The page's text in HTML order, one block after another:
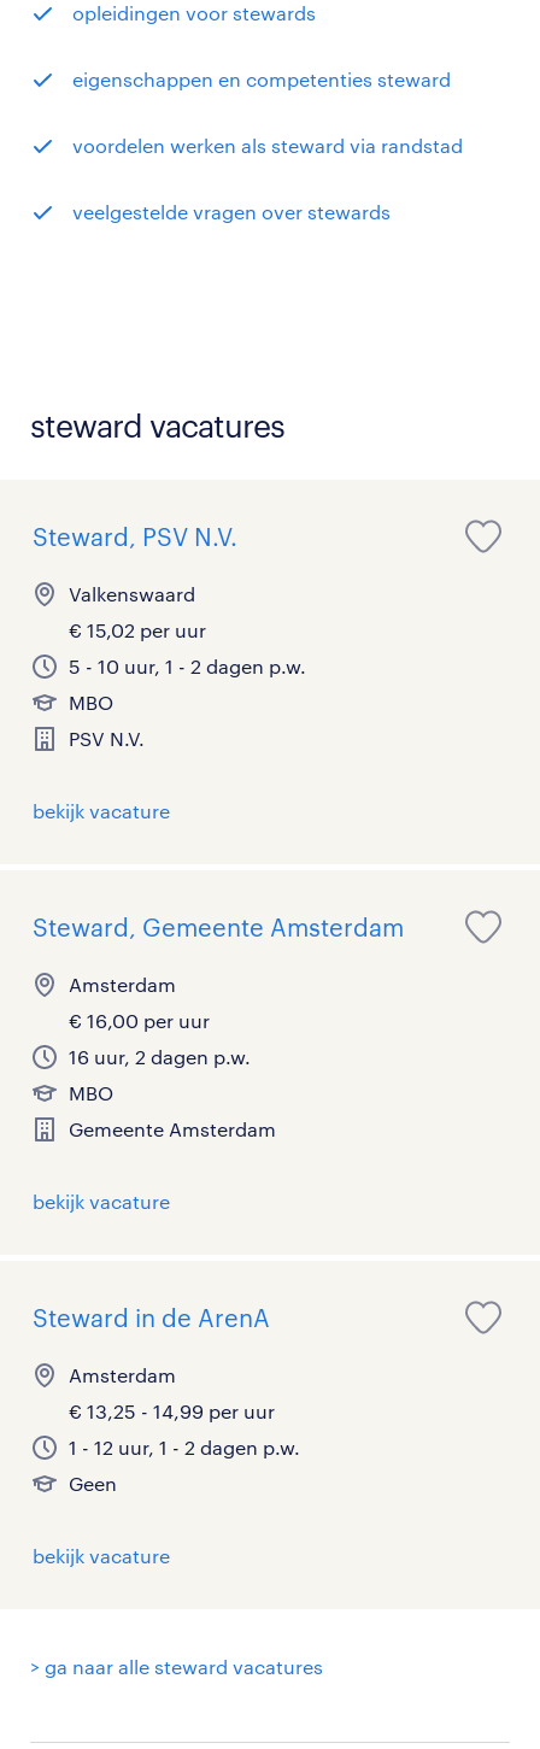
opleidingen voor stewards
eigenschappen en competenties steward
voordelen werken als steward via randstad
veelgestelde vragen over stewards
steward vacatures
Steward, PSV N.V.
Valkenswaard
€ 15,02 per uur
5 - 10 uur, 1 - 2 dagen p.w.
MBO
PSV N.V.
bekijk vacature
Steward, Gemeente Amsterdam
Amsterdam
€ 16,00 per uur
16 uur, 2 dagen p.w.
MBO
Gemeente Amsterdam
bekijk vacature
Steward in de ArenA
Amsterdam
€ 13,25 - 14,99 per uur
1 - 12 uur, 1 - 2 dagen p.w.
Geen
bekijk vacature
> ga naar alle steward vacatures